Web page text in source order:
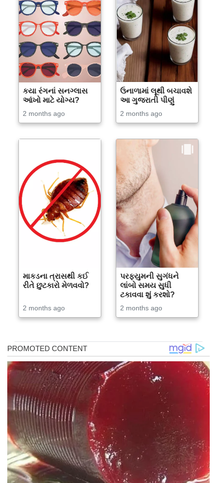
કયા રંગનાં સનગ્લાસ
આંખો માટે યોગ્ય?
2 months ago
ઉનાળામાં લૂથી બચાવશે
આ ગુજરાતી પીણું
2 months ago
માકડના ત્રાસથી કઈ
રીતે છુટકારો મેળવવો?
2 months ago
પરફ્યુમની સુગંધને
લાંબો સમય સુધી
ટકાવવા શું કરશો?
2 months ago